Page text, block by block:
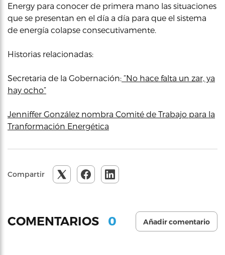
Energy para conocer de primera mano las situaciones
que se presentan en el día a día para que el sistema
de energía colapse consecutivamente.
Historias relacionadas:
Secretaria de la Gobernación: “No hace falta un zar, ya
hay ocho”
Jenniffer González nombra Comité de Trabajo para la
Tranformación Energética
Compartir
COMENTARIOS 0 Añadir comentario